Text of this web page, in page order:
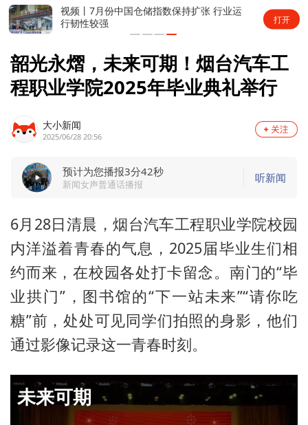
视频丨7月份中国仓储指数保持扩张 行业运
行韧性较强
打开
韶光永熠，未来可期！烟台汽车工
程职业学院2025年毕业典礼举行
大小新闻
2025/06/28 20:56
预计为您播报3分42秒
新闻女声普通话播报 听新闻
6月28日清晨，烟台汽车工程职业学院校园
内洋溢着青春的气息，2025届毕业生们相
约而来，在校园各处打卡留念。南门的“毕
业拱门”，图书馆的“下一站未来”“请你吃
糖”前，处处可见同学们拍照的身影，他们
通过影像记录这一青春时刻。
未来可期